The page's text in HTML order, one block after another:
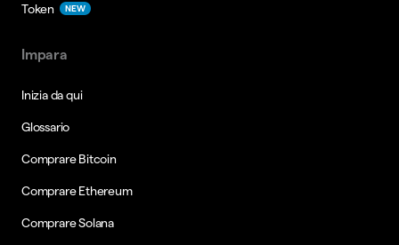
Token NEW
Impara
Inizia da qui
Glossario
Comprare Bitcoin
Comprare Ethereum
Comprare Solana